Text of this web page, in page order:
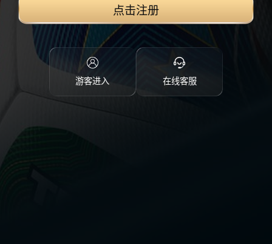
点击注册
游客进入 在线客服